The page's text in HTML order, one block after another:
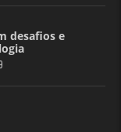
desafios e